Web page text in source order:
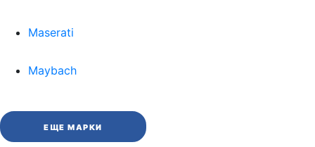
Maserati
Maybach
ЕЩЕ МАРКИ